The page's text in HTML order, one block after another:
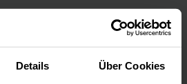
Details Über Cookies